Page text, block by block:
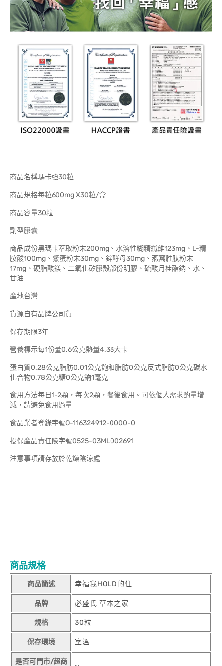
商品名稱瑪卡強30粒
商品規格每粒600mg X30粒/盒
商品容量30粒
劑型膠囊
商品成份黑瑪卡萃取粉末200mg、水溶性糊精纖維123mg、L-精
胺酸100mg、鱉蛋粉末30mg、鋅酵母30mg、燕窩胜肽粉末
17mg、硬脂酸鎂、二氧化矽膠殼部份明膠、硫酸月桂酯鈉、水、
甘油
產地台灣
貨源自有品牌公司貨
保存期限3年
營養標示每1份量0.6公克熱量4.33大卡
蛋白質0.28公克脂肪0.01公克飽和脂肪0公克反式脂肪0公克碳水
化合物0.78公克糖0公克鈉1毫克
食用方法每日1-2顆，每次2顆，餐後食用。可依個人需求酌量增
減，請避免食用過量
食品業者登錄字號O-116324912-0000-0
投保產品責任險字號0525-03ML002691
注意事項請存放於乾燥陰涼處
商品規格
商品簡述 幸福我HOLD的住
品牌 必盛氏 草本之家
規格 30粒
保存環境 室溫
是否可門市/超商